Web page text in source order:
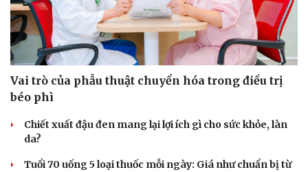
Vai trò của phẫu thuật chuyển hóa trong điều trị
béo phì
Chiết xuất đậu đen mang lại lợi ích gì cho sức khỏe, làn
da?
Tuổi 70 uống 5 loại thuốc mỗi ngày: Giá như chuẩn bị từ